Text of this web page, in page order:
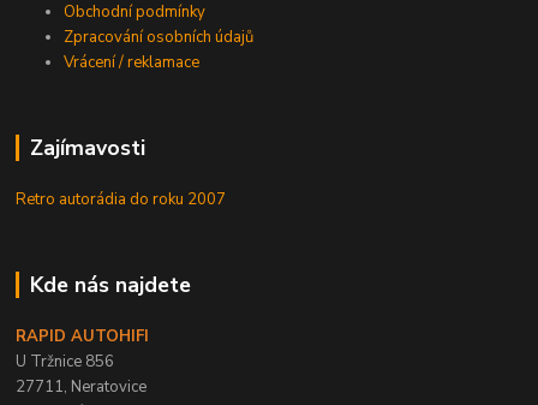
Obchodní podmínky
Zpracování osobních údajů
Vrácení / reklamace
Zajímavosti
Retro autorádia do roku 2007
Kde nás najdete
RAPID AUTOHIFI
U Tržnice 856
27711, Neratovice